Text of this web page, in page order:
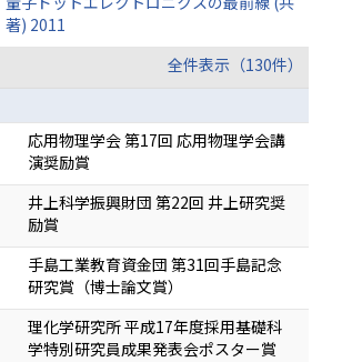
著) 2011
全件表示（130件）
応用物理学会 第17回 応用物理学会講
演奨励賞
井上科学振興財団 第22回 井上研究奨
励賞
手島工業教育資金団 第31回手島記念
研究賞（博士論文賞）
理化学研究所 平成17年度採用基礎科
学特別研究員成果発表会ポスター賞